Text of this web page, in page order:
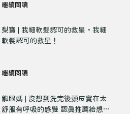
繼續閱讀
梨寶 | 我細軟髮認可的救星，我細
軟髮認可的救星！
繼續閱讀
龍眼媽 | 沒想到洗完後頭皮實在太
舒服有呼吸的感覺 認真推薦給想要